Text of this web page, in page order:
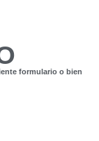
formulario o bien